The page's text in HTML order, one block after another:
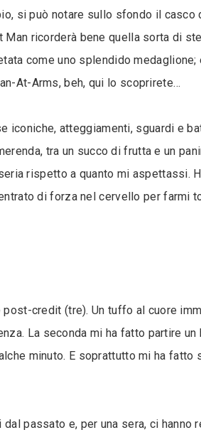
si può notare sullo sfondo il casco
ricorderà bene quella sorta di
come uno splendido
At-Arms, beh, qui lo scoprirete…
atteggiamenti, sguardi e
tra un succo di frutta e un
rispetto a quanto mi aspettassi.
di forza nel cervello per farmi
credit (tre). Un tuffo al cuore
La seconda mi ha fatto partire
minuto. E soprattutto mi ha
passato e, per una sera, ci